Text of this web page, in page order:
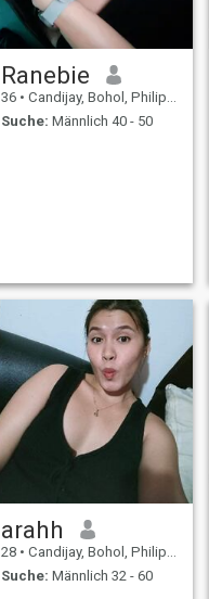
Ranebie
36 • Candijay, Bohol, Philippinen
Suche: Männlich 40 - 50
arahh
28 • Candijay, Bohol, Philippinen
Suche: Männlich 32 - 60